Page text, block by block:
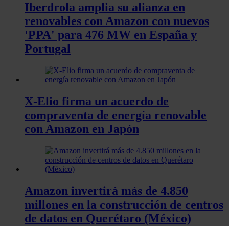
Iberdrola amplia su alianza en
renovables con Amazon con nuevos
'PPA' para 476 MW en España y
Portugal
X-Elio firma un acuerdo de
compraventa de energía renovable
con Amazon en Japón
Amazon invertirá más de 4.850
millones en la construcción de centros
de datos en Querétaro (México)